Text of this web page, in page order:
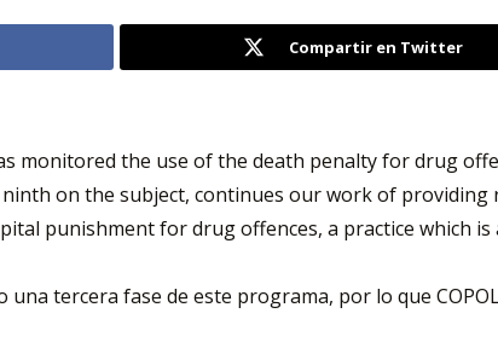
Compartir en Twitter
monitored the use of the death penalty for drug
on the subject, continues our work of providing
punishment for drug offences, a practice which
tercera fase de este programa, por lo que